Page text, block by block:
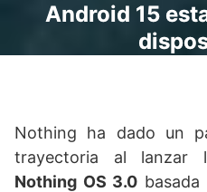
Android 15
Nothing ha dado un
trayectoria al lanzar
Nothing OS 3.0